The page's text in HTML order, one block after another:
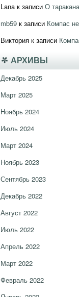
Lana к записи О
mb59 к записи Компас
Виктория к записи
АРХИВЫ
Декабрь 2025
Март 2025
Ноябрь 2024
Июль 2024
Март 2024
Ноябрь 2023
Сентябрь 2023
Декабрь 2022
Август 2022
Июль 2022
Апрель 2022
Март 2022
Февраль 2022